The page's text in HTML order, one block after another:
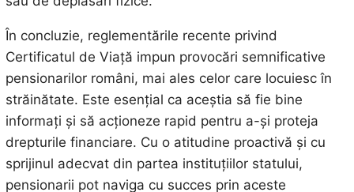
În concluzie, reglementările recente privind
Certificatul de Viață impun provocări semnificative
pensionarilor români, mai ales celor care locuiesc în
străinătate. Este esențial ca aceștia să fie bine
informați și să acționeze rapid pentru a-și proteja
drepturile financiare. Cu o atitudine proactivă și cu
sprijinul adecvat din partea instituțiilor statului,
pensionarii pot naviga cu succes prin aceste